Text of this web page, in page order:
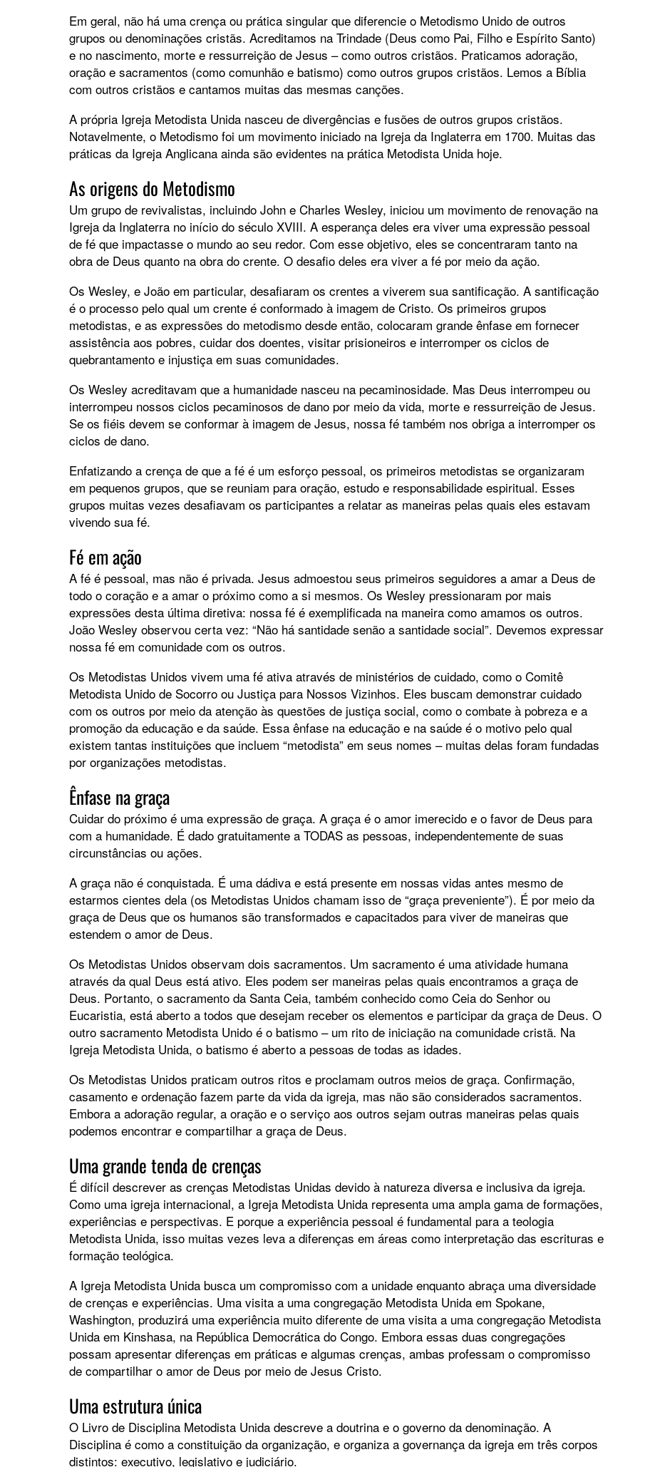
Em geral, não há uma crença ou prática singular que diferencie o Metodismo Unido de outros
grupos ou denominações cristãs. Acreditamos na Trindade (Deus como Pai, Filho e Espírito Santo)
e no nascimento, morte e ressurreição de Jesus – como outros cristãos. Praticamos adoração,
oração e sacramentos (como comunhão e batismo) como outros grupos cristãos. Lemos a Bíblia
com outros cristãos e cantamos muitas das mesmas canções.
A própria Igreja Metodista Unida nasceu de divergências e fusões de outros grupos cristãos.
Notavelmente, o Metodismo foi um movimento iniciado na Igreja da Inglaterra em 1700. Muitas das
práticas da Igreja Anglicana ainda são evidentes na prática Metodista Unida hoje.
As origens do Metodismo
Um grupo de revivalistas, incluindo John e Charles Wesley, iniciou um movimento de renovação na
Igreja da Inglaterra no início do século XVIII. A esperança deles era viver uma expressão pessoal
de fé que impactasse o mundo ao seu redor. Com esse objetivo, eles se concentraram tanto na
obra de Deus quanto na obra do crente. O desafio deles era viver a fé por meio da ação.
Os Wesley, e João em particular, desafiaram os crentes a viverem sua santificação. A santificação
é o processo pelo qual um crente é conformado à imagem de Cristo. Os primeiros grupos
metodistas, e as expressões do metodismo desde então, colocaram grande ênfase em fornecer
assistência aos pobres, cuidar dos doentes, visitar prisioneiros e interromper os ciclos de
quebrantamento e injustiça em suas comunidades.
Os Wesley acreditavam que a humanidade nasceu na pecaminosidade. Mas Deus interrompeu ou
interrompeu nossos ciclos pecaminosos de dano por meio da vida, morte e ressurreição de Jesus.
Se os fiéis devem se conformar à imagem de Jesus, nossa fé também nos obriga a interromper os
ciclos de dano.
Enfatizando a crença de que a fé é um esforço pessoal, os primeiros metodistas se organizaram
em pequenos grupos, que se reuniam para oração, estudo e responsabilidade espiritual. Esses
grupos muitas vezes desafiavam os participantes a relatar as maneiras pelas quais eles estavam
vivendo sua fé.
Fé em ação
A fé é pessoal, mas não é privada. Jesus admoestou seus primeiros seguidores a amar a Deus de
todo o coração e a amar o próximo como a si mesmos. Os Wesley pressionaram por mais
expressões desta última diretiva: nossa fé é exemplificada na maneira como amamos os outros.
João Wesley observou certa vez: “Não há santidade senão a santidade social”. Devemos expressar
nossa fé em comunidade com os outros.
Os Metodistas Unidos vivem uma fé ativa através de ministérios de cuidado, como o Comitê
Metodista Unido de Socorro ou Justiça para Nossos Vizinhos. Eles buscam demonstrar cuidado
com os outros por meio da atenção às questões de justiça social, como o combate à pobreza e a
promoção da educação e da saúde. Essa ênfase na educação e na saúde é o motivo pelo qual
existem tantas instituições que incluem “metodista” em seus nomes – muitas delas foram fundadas
por organizações metodistas.
Ênfase na graça
Cuidar do próximo é uma expressão de graça. A graça é o amor imerecido e o favor de Deus para
com a humanidade. É dado gratuitamente a TODAS as pessoas, independentemente de suas
circunstâncias ou ações.
A graça não é conquistada. É uma dádiva e está presente em nossas vidas antes mesmo de
estarmos cientes dela (os Metodistas Unidos chamam isso de “graça preveniente”). É por meio da
graça de Deus que os humanos são transformados e capacitados para viver de maneiras que
estendem o amor de Deus.
Os Metodistas Unidos observam dois sacramentos. Um sacramento é uma atividade humana
através da qual Deus está ativo. Eles podem ser maneiras pelas quais encontramos a graça de
Deus. Portanto, o sacramento da Santa Ceia, também conhecido como Ceia do Senhor ou
Eucaristia, está aberto a todos que desejam receber os elementos e participar da graça de Deus. O
outro sacramento Metodista Unido é o batismo – um rito de iniciação na comunidade cristã. Na
Igreja Metodista Unida, o batismo é aberto a pessoas de todas as idades.
Os Metodistas Unidos praticam outros ritos e proclamam outros meios de graça. Confirmação,
casamento e ordenação fazem parte da vida da igreja, mas não são considerados sacramentos.
Embora a adoração regular, a oração e o serviço aos outros sejam outras maneiras pelas quais
podemos encontrar e compartilhar a graça de Deus.
Uma grande tenda de crenças
É difícil descrever as crenças Metodistas Unidas devido à natureza diversa e inclusiva da igreja.
Como uma igreja internacional, a Igreja Metodista Unida representa uma ampla gama de formações,
experiências e perspectivas. E porque a experiência pessoal é fundamental para a teologia
Metodista Unida, isso muitas vezes leva a diferenças em áreas como interpretação das escrituras e
formação teológica.
A Igreja Metodista Unida busca um compromisso com a unidade enquanto abraça uma diversidade
de crenças e experiências. Uma visita a uma congregação Metodista Unida em Spokane,
Washington, produzirá uma experiência muito diferente de uma visita a uma congregação Metodista
Unida em Kinshasa, na República Democrática do Congo. Embora essas duas congregações
possam apresentar diferenças em práticas e algumas crenças, ambas professam o compromisso
de compartilhar o amor de Deus por meio de Jesus Cristo.
Uma estrutura única
O Livro de Disciplina Metodista Unida descreve a doutrina e o governo da denominação. A
Disciplina é como a constituição da organização, e organiza a governança da igreja em três corpos
distintos: executivo, legislativo e judiciário.